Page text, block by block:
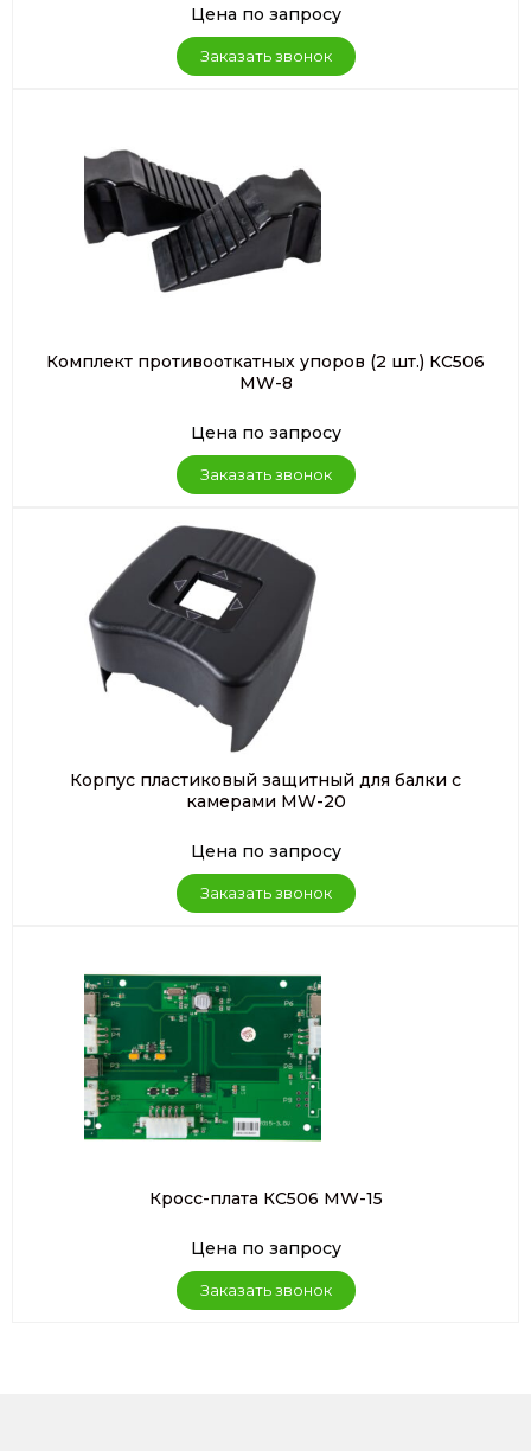
Цена по запросу
Заказать звонок
Комплект противооткатных упоров (2 шт.) КС506
MW-8
Цена по запросу
Заказать звонок
Корпус пластиковый защитный для балки с
камерами MW-20
Цена по запросу
Заказать звонок
Кросс-плата КС506 MW-15
Цена по запросу
Заказать звонок